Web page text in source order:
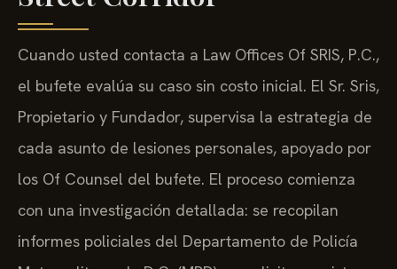
Cuando usted contacta a Law Offices Of SRIS, P.C.,
el bufete evalúa su caso sin costo inicial. El Sr. Sris,
Propietario y Fundador, supervisa la estrategia de
cada asunto de lesiones personales, apoyado por
los Of Counsel del bufete. El proceso comienza
con una investigación detallada: se recopilan
informes policiales del Departamento de Policía